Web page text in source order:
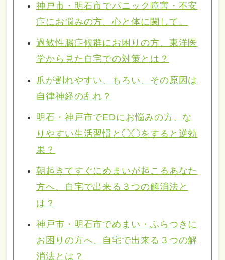
神戸市・明石市でパニック障害・不安
症にお悩みの方、心と体に関して。
過敏性腸症候群にお困りの方、東洋医
学から見た自宅での対策とは？
爪が割れやすい、もろい、その原因は
自律神経の乱れ？
明石・神戸市でEDにお悩みの方、な
りやすい生活習慣と◯◯をすると逆効
果？
朝起きてすぐにめまいが起こるあなた
方へ、自宅で出来る３つの解消法と
は？
神戸市・明石市でめまい・ふらつきに
お困りの方へ、自宅で出来る３つの解
消法とは？